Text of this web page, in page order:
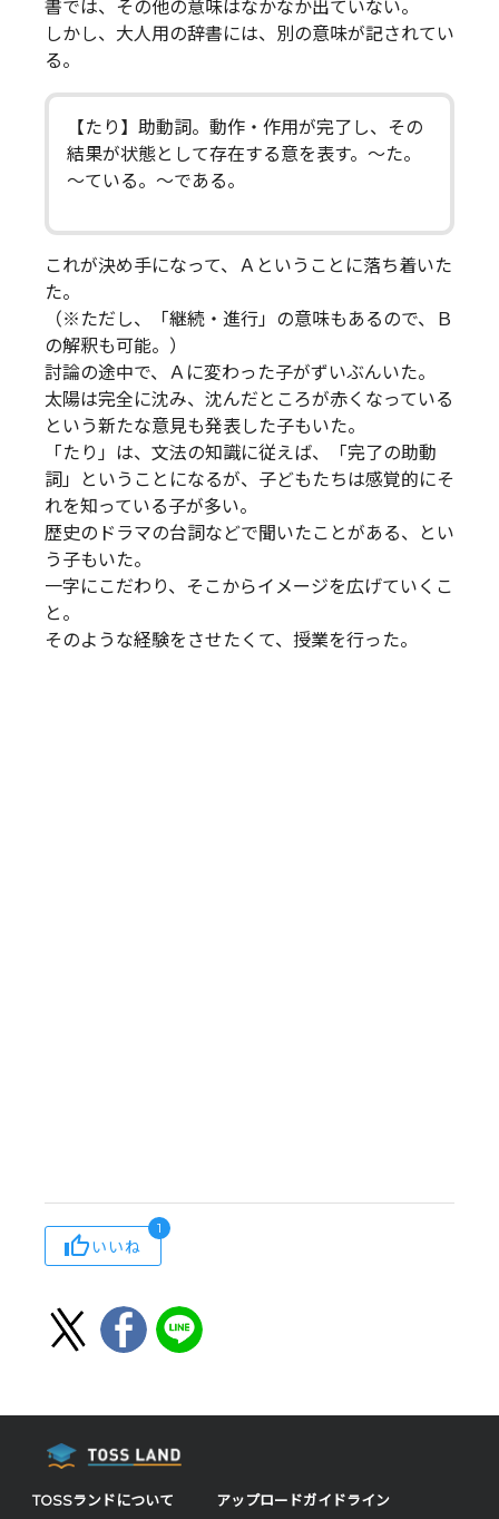
書では、その他の意味はなかなか出ていない。
しかし、大人用の辞書には、別の意味が記されてい
る。
【たり】助動詞。動作・作用が完了し、その
結果が状態として存在する意を表す。～た。
～ている。～である。
これが決め手になって、Ａということに落ち着いた
た。
（※ただし、「継続・進行」の意味もあるので、Ｂ
の解釈も可能。）
討論の途中で、Ａに変わった子がずいぶんいた。
太陽は完全に沈み、沈んだところが赤くなっている
という新たな意見も発表した子もいた。
「たり」は、文法の知識に従えば、「完了の助動
詞」ということになるが、子どもたちは感覚的にそ
れを知っている子が多い。
歴史のドラマの台詞などで聞いたことがある、とい
う子もいた。
一字にこだわり、そこからイメージを広げていくこ
と。
そのような経験をさせたくて、授業を行った。
いいね
1
TOSSランドについて アップロードガイドライン